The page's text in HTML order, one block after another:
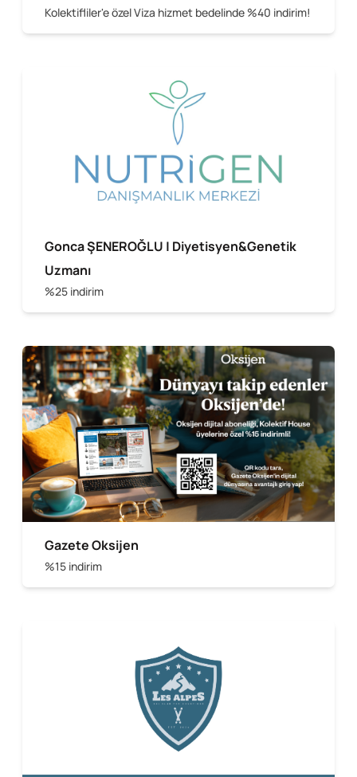
Kolektifliler'e özel Viza hizmet bedelinde %40 indirim!
Gonca ŞENEROĞLU | Diyetisyen&Genetik
Uzmanı
%25 indirim
Gazete Oksijen
%15 indirim